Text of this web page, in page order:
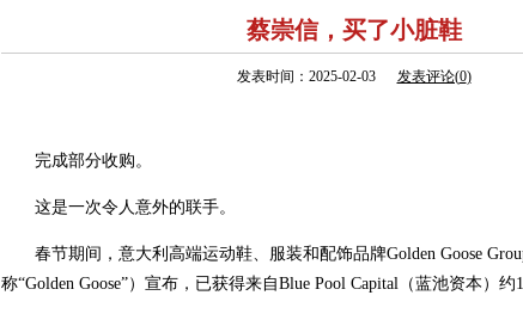
蔡崇信，买了小脏鞋
发表时间：2025-02-03 发表评论(0)
完成部分收购。
这是一次令人意外的联手。
春节期间，意大利高端运动鞋、服装和配饰品牌Golden Goose
称“Golden Goose”）宣布，已获得来自Blue Pool Capital（蓝池资本）约